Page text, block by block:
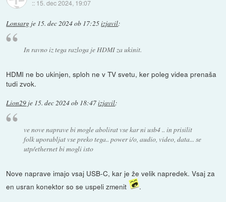
:: 15. dec 2024, 19:07
Lonsarg je 15. dec 2024 ob 17:25izjavil:
In ravno iz tega razloga je HDMI za ukinit.
HDMI ne bo ukinjen, sploh ne v TV svetu, ker poleg videa prenaša
tudi zvok.
Lion29 je 15. dec 2024 ob 18:47izjavil:
ve nove naprave bi mogle abolirat vse kar ni usb4 .. in prisilit
folk uporabljat vse preko tega.. power i/o, audio, video, data... se
utp/ethernet bi mogli isto
Nove naprave imajo vsaj USB-C, kar je že velik napredek. Vsaj za
en usran konektor so se uspeli zmenit
.